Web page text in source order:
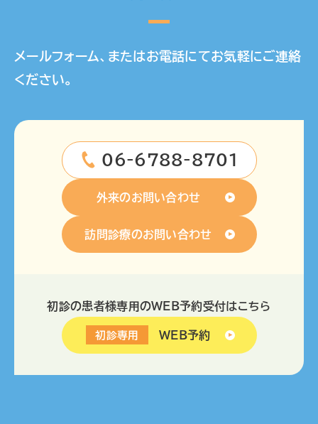
メールフォーム、またはお電話にてお気軽にご連絡
ください。
06-6788-8701
外来のお問い合わせ
訪問診療のお問い合わせ
初診の患者様専用のWEB予約受付はこちら
初診専用 WEB予約